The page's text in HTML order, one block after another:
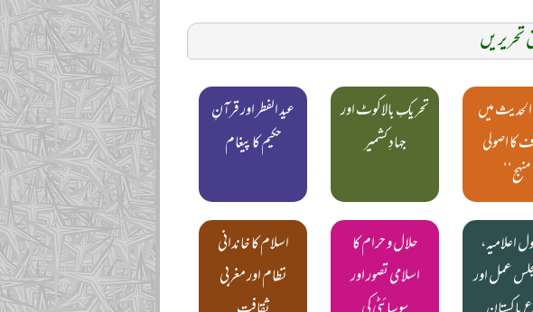
الحدیث میں
کا اصولی
منہج‘‘
تحریکِ بالاکوٹ اور
جہادِ کشمیر
عید الفطر اور قرآنِ
حکیم کا پیغام
اعلامیہ،
عمل اور
حلال و حرام کا
اسلامی تصور اور
اسلام کا خاندانی
نظام اور مغربی